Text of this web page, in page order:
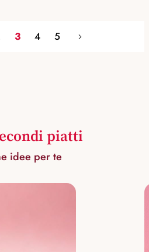
3 4 5
piatti
idee per te